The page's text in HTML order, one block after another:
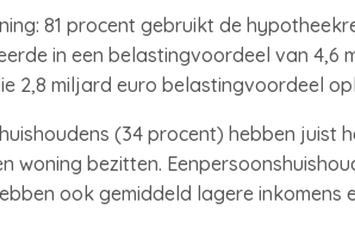
81 procent gebruikt de
in een belastingvoordeel van 4,6
2,8 miljard euro belastingvoordeel
(34 procent) hebben juist
woning bezitten.
ook gemiddeld lagere inkomens